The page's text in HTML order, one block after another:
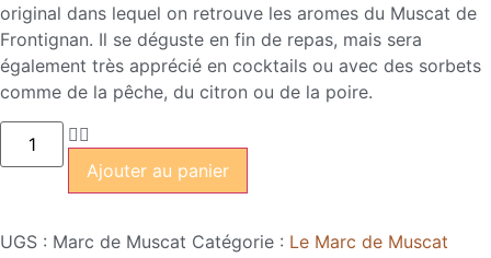
original dans lequel on retrouve les aromes du Muscat de
Frontignan. Il se déguste en fin de repas, mais sera
également très apprécié en cocktails ou avec des sorbets
comme de la pêche, du citron ou de la poire.
Ajouter au panier
UGS : Marc de Muscat Catégorie : Le Marc de Muscat